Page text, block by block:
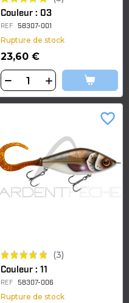
Couleur : 03
REF 58307-001
Rupture de stock
23,60 €
(3)
Couleur : 11
REF 58307-006
Rupture de stock
favorite_border